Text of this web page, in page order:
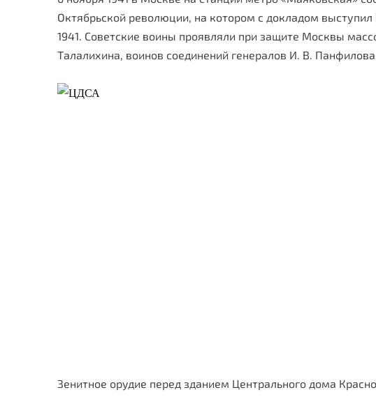
Октябрьской револю­ции, на котором с докладом
1941. Советские воины проявляли при защите Москвы
Талалихина, воинов соединений генералов И. В.
Зенитное орудие перед зданием Центрального дома